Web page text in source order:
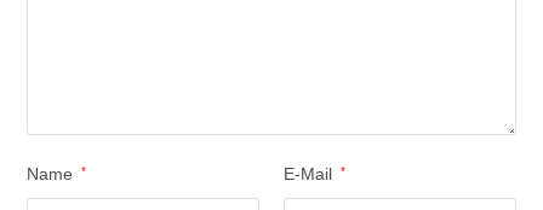
Name * E-Mail *